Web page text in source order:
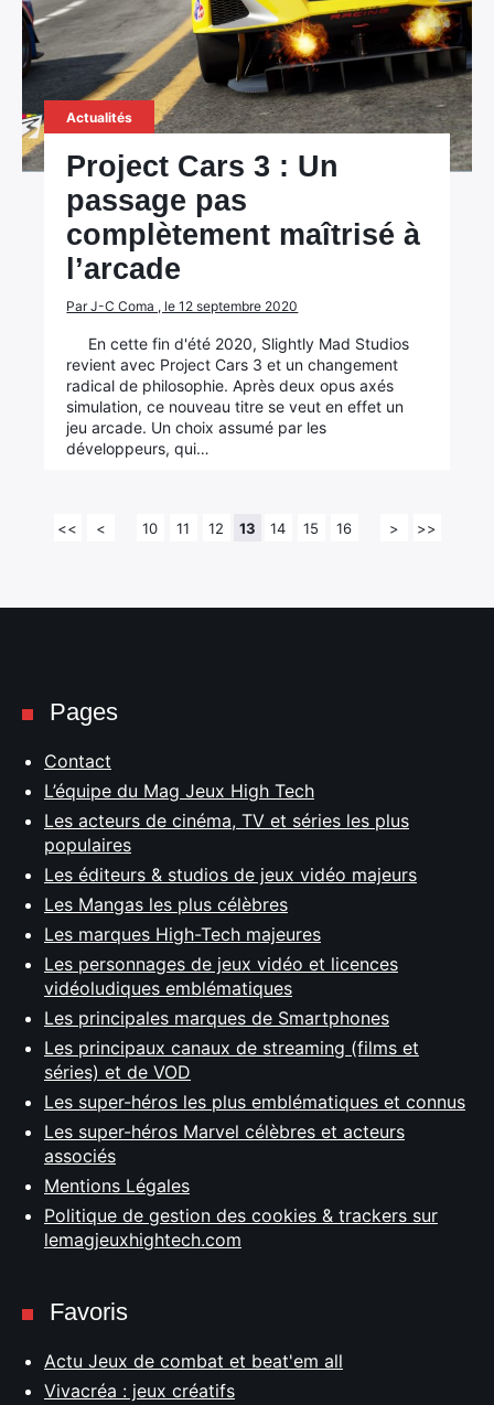
Actualités
Project Cars 3 : Un
passage pas
complètement maîtrisé à
l’arcade
Par J-C Coma , le 12 septembre 2020
En cette fin d'été 2020, Slightly Mad Studios
revient avec Project Cars 3 et un changement
radical de philosophie. Après deux opus axés
simulation, ce nouveau titre se veut en effet un
jeu arcade. Un choix assumé par les
développeurs, qui…
<< < 10 11 12 13 14 15 16 > >>
Pages
Contact
L’équipe du Mag Jeux High Tech
Les acteurs de cinéma, TV et séries les plus
populaires
Les éditeurs & studios de jeux vidéo majeurs
Les Mangas les plus célèbres
Les marques High-Tech majeures
Les personnages de jeux vidéo et licences
vidéoludiques emblématiques
Les principales marques de Smartphones
Les principaux canaux de streaming (films et
séries) et de VOD
Les super-héros les plus emblématiques et connus
Les super-héros Marvel célèbres et acteurs
associés
Mentions Légales
Politique de gestion des cookies & trackers sur
lemagjeuxhightech.com
Favoris
Actu Jeux de combat et beat'em all
Vivacréa : jeux créatifs